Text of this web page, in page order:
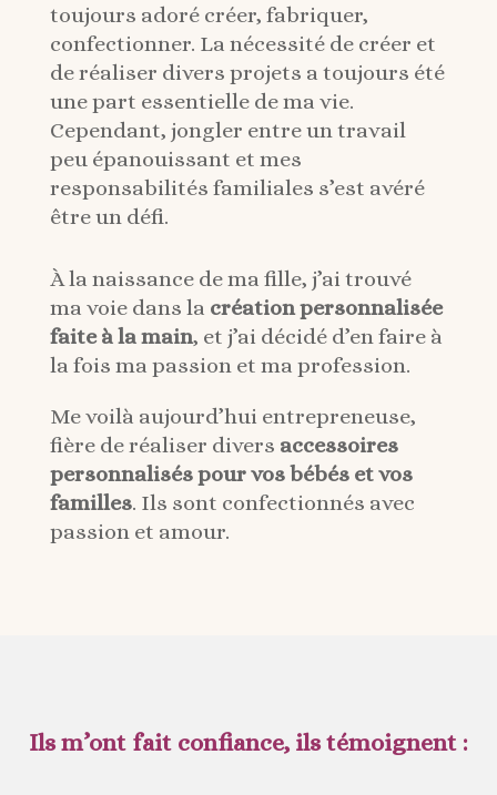
toujours adoré créer, fabriquer,
confectionner. La nécessité de créer et
de réaliser divers projets a toujours été
une part essentielle de ma vie.
Cependant, jongler entre un travail
peu épanouissant et mes
responsabilités familiales s’est avéré
être un défi.
À la naissance de ma fille, j’ai trouvé
ma voie dans la création personnalisée
faite à la main, et j’ai décidé d’en faire à
la fois ma passion et ma profession.
Me voilà aujourd’hui entrepreneuse,
fière de réaliser divers accessoires
personnalisés pour vos bébés et vos
familles. Ils sont confectionnés avec
passion et amour.
Ils m’ont fait confiance, ils témoignent :